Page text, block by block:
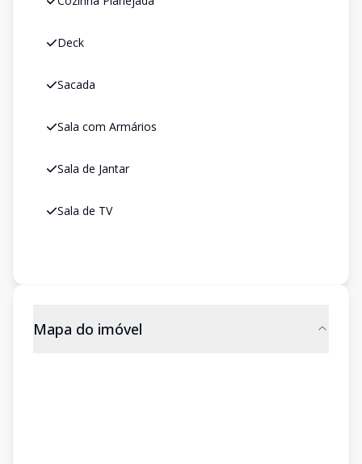
Deck
Sacada
Sala com Armários
Sala de Jantar
Sala de TV
Mapa do imóvel